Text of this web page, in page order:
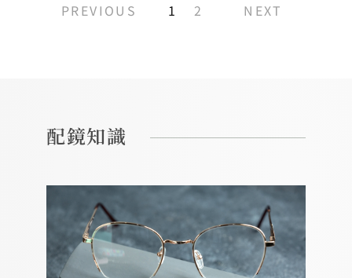
PREVIOUS 12 NEXT
配鏡知識